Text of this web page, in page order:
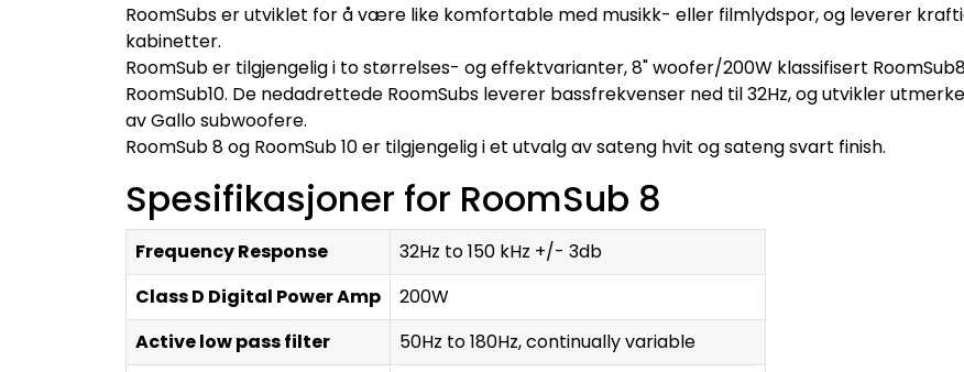
RoomSubs er utviklet for å være like komfortable med musikk- eller filmlydspor, og leverer
kabinetter.
RoomSub er tilgjengelig i to størrelses- og effektvarianter, 8" woofer/200W klassifisert
RoomSub10. De nedadrettede RoomSubs leverer bassfrekvenser ned til 32Hz, og utvikler
av Gallo subwoofere.
RoomSub 8 og RoomSub 10 er tilgjengelig i et utvalg av sateng hvit og sateng svart finish.
Spesifikasjoner for RoomSub 8
Frequency Response
32Hz to 150 kHz +/- 3db
Class D Digital Power Amp
200W
Active low pass filter
50Hz to 180Hz, continually variable